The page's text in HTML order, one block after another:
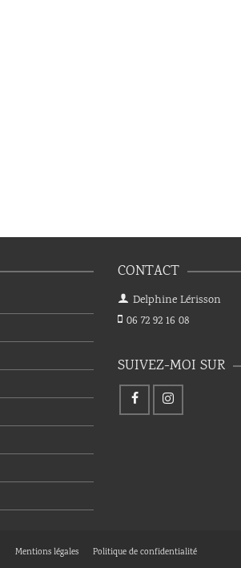
CONTACT
Delphine Lérisson
06 72 92 16 08
SUIVEZ-MOI SUR
Mentions légales Politique de confidentialité